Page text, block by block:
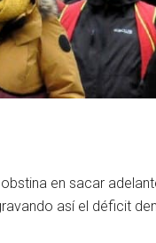
en sacar
así el déficit